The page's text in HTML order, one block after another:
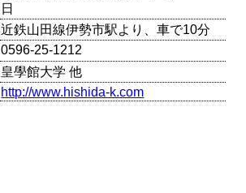
日
近鉄山田線伊勢市駅より、車で10分
0596-25-1212
皇學館大学 他
http://www.hishida-k.com